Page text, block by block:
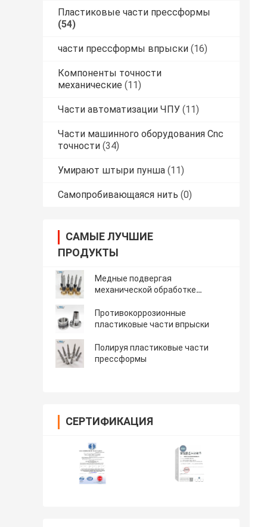
Пластиковые части прессформы
(54)
части прессформы впрыски (16)
Компоненты точности
механические (11)
Части автоматизации ЧПУ (11)
Части машинного оборудования Cnc
точности (34)
Умирают штыри пунша (11)
Самопробивающаяся нить (0)
САМЫЕ ЛУЧШИЕ
ПРОДУКТЫ
Медные подвергая
механической обработке
Противокоррозионные
пластиковые части впрыски
Полируя пластиковые части
прессформы
СЕРТИФИКАЦИЯ